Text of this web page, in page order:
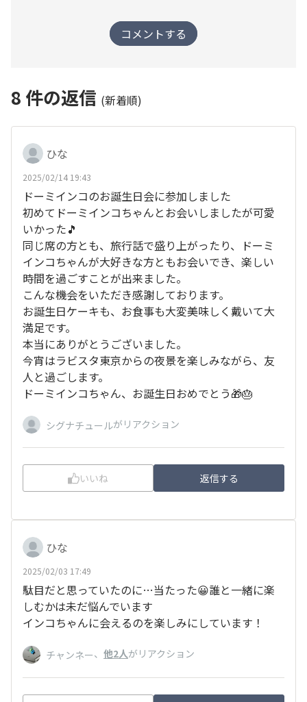
コメントする
8 件の返信 (新着順)
ひな
2025/02/14 19:43
ドーミインコのお誕生日会に参加しました
初めてドーミインコちゃんとお会いしましたが可愛
いかった🎵
同じ席の方とも、旅行話で盛り上がったり、ドーミ
インコちゃんが大好きな方ともお会いでき、楽しい
時間を過ごすことが出来ました。
こんな機会をいただき感謝しております。
お誕生日ケーキも、お食事も大変美味しく戴いて大
満足です。
本当にありがとうございました。
今宵はラビスタ東京からの夜景を楽しみながら、友
人と過ごします。
ドーミインコちゃん、お誕生日おめでとう🎁🎂
シグナチュールがリアクション
いいね 返信する
ひな
2025/02/03 17:49
駄目だと思っていたのに…当たった😀誰と一緒に楽
しむかは未だ悩んでいます
インコちゃんに会えるのを楽しみにしています！
チャンネー、 他2人がリアクション